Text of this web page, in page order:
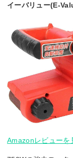
イーバリュー(E-
Amazonレビューを